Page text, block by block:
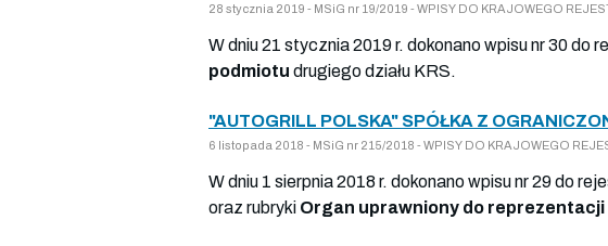
28 stycznia 2019 - MSiG nr 19/2019 - WPISY DO KRAJOWEGO
W dniu 21 stycznia 2019 r. dokonano wpisu nr 30
podmiotu drugiego działu KRS.
"AUTOGRILL POLSKA" SPÓŁKA Z
6 listopada 2018 - MSiG nr 215/2018 - WPISY DO KRAJOWEGO
W dniu 1 sierpnia 2018 r. dokonano wpisu nr 29 do
oraz rubryki Organ uprawniony do reprezentacji